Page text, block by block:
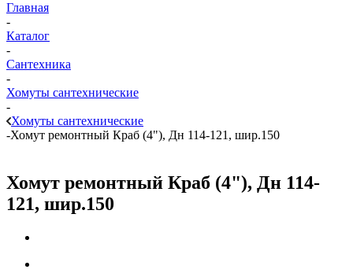
Главная
-
Каталог
-
Сантехника
-
Хомуты сантехнические
-
Хомуты сантехнические
-Хомут ремонтный Краб (4"), Дн 114-121, шир.150
Хомут ремонтный Краб (4"), Дн 114-
121, шир.150